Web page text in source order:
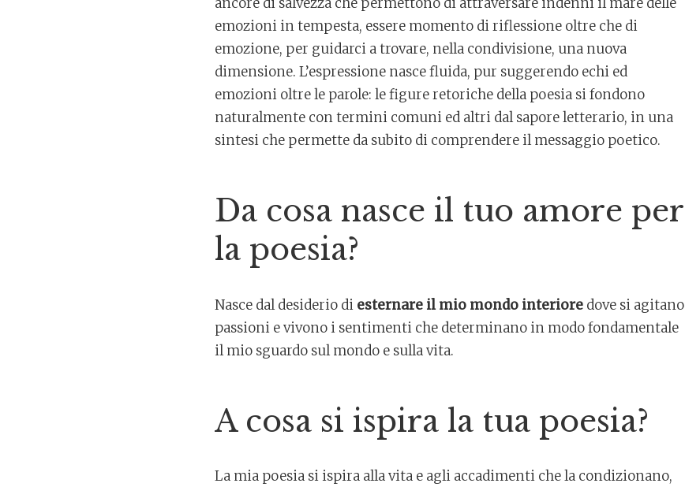
emozioni in tempesta, essere momento di riflessione oltre che di
emozione, per guidarci a trovare, nella condivisione, una nuova
dimensione. L’espressione nasce fluida, pur suggerendo echi ed
emozioni oltre le parole: le figure retoriche della poesia si fondono
naturalmente con termini comuni ed altri dal sapore letterario, in una
sintesi che permette da subito di comprendere il messaggio poetico.
Da cosa nasce il tuo amore per
la poesia?
Nasce dal desiderio di esternare il mio mondo interiore dove si agitano
passioni e vivono i sentimenti che determinano in modo fondamentale
il mio sguardo sul mondo e sulla vita.
A cosa si ispira la tua poesia?
La mia poesia si ispira alla vita e agli accadimenti che la condizionano,